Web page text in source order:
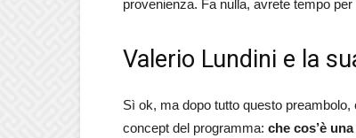
provenienza. Fa nulla, avrete tempo
Valerio Lundini e la
Sì ok, ma dopo tutto questo
concept del programma: che cos’è